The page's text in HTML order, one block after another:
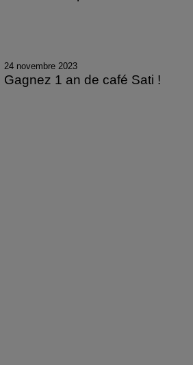
24 novembre 2023
Gagnez 1 an de café Sati !